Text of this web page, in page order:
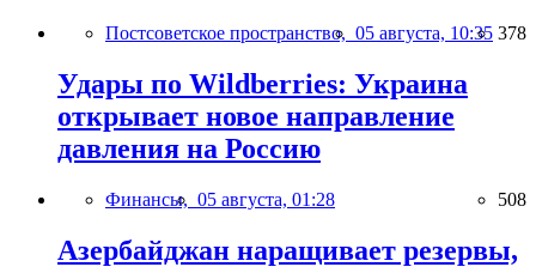
Постсоветское пространство, 05 августа, 10:35 378
Удары по Wildberries: Украина
открывает новое направление
давления на Россию
Финансы, 05 августа, 01:28 508
Азербайджан наращивает резервы,